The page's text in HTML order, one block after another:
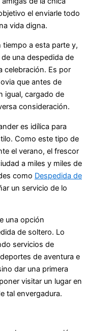
el enviarle todo
vida digna.
a esta parte y,
una despedida de
celebración. Es por
que antes de
igual, cargado de
consideración.
es idílica para
Como este tipo de
el verano, el frescor
a miles y miles de
como Despedida de
un servicio de lo
una opción
de soltero. Lo
servicios de
de aventura e
dar una primera
visitar un lugar en
tal envergadura.